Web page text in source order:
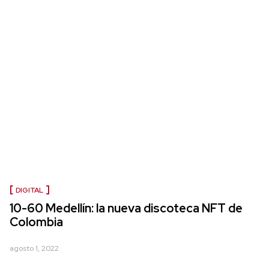
DIGITAL
10-60 Medellín: la nueva discoteca NFT de
Colombia
agosto 1, 2022